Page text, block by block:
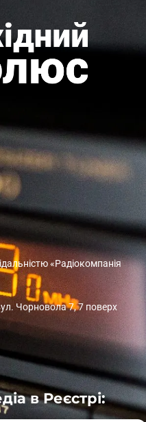
«Радіокомпанія
Чорновола 7, 7 поверх
в Реєстрі: